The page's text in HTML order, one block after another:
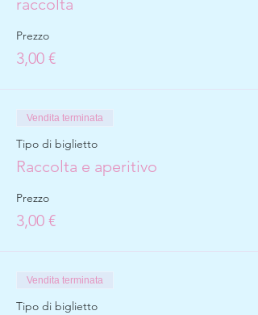
raccolta
Prezzo
3,00 €
Vendita terminata
Tipo di biglietto
Raccolta e aperitivo
Prezzo
3,00 €
Vendita terminata
Tipo di biglietto